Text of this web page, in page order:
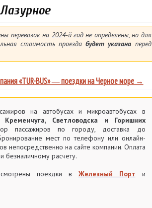
перевозок на 2024-й год не определены, но для
стоимость проездабудет указана перед
«TUR-BUS» ― поездки на Черное море →
на автобусах и микроавтобусах в
Кременчуга, Светловодска и Горишних
пассажиров по городу, доставка до
мест по телефону или онлайн-
непосредственно на сайте компании. Оплата
безналичному расчету.
поездки в Железный Порт и